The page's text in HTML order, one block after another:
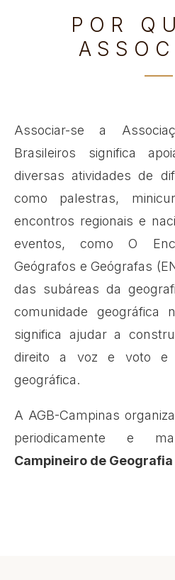
POR
Associar-se a
Brasileiros significa
diversas atividades de
como palestras,
encontros regionais e
eventos, como O
Geógrafos e Geógrafas
das subáreas da
comunidade geográfica
significa ajudar a
direito a voz e voto e
geográfica.
A AGB-Campinas
periodicamente e
Campineiro de Geografia